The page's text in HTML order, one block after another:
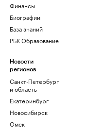
Финансы
Биографии
База знаний
РБК Образование
Новости
регионов
Санкт-Петербург
и область
Екатеринбург
Новосибирск
Омск